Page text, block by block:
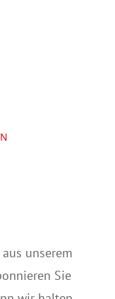
unserem
Sie